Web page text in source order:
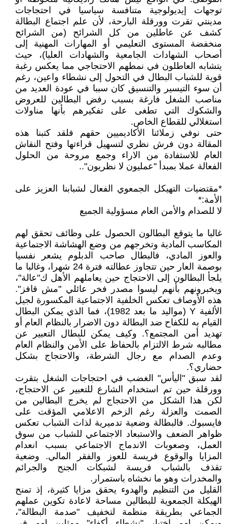
توجهات إيديولوجية متنافسة سياسيا في احتجاجات
مدينتي تقرت وورقلة البارحة، لأن علم اجتماع البطالة
كشف عن عاطلين من كل الشرائح (من الشرائح
منخفضة المستوى التعليمي أو المهارات المهنية إلى
أصحاب الشهادات الجامعية والشهادات العليا)، حيث
يتشابه العاطلون في نمطهم الاحتجاجي مما يعكس رغبة
قوية للشباب البطال في التحول إلى نشطاء واعين، رغم
أن سوء التيسير والتنسيق كان سببا في عودة العديد من
مناصب الشغل فارغة بسبب رفض البطالين للعروض
والشكوك التي تطغى على تفكيرهم بأنها مناولات
استغلالي للقطاع الخاص.
حتى نوفي زملائنا الأكاديميين حقهم فلقد كتبنا هذه
المقالة دون فرش نظري لتسهيل قراءتها وفتح النقاش
العام للاستفادة من الاراء وجمع مروحة من الحلول
الفعالة عملا بمبدأ "عمليون لا نظريون"..
*مقتضيات التهيكل الجمعوي الفعال لشبابنا العزيز على
الأمة:*
لا للصدام والأمن العام مسؤولية الجميع
غالبا ما يتوقع البطالون الحصول على وظائف تحقق لهم
المكاسب المادية وتخرجهم من وضع الهشاشة الاجتماعية
والعوز المادي، فالبطال صاحب الدبلوم يشعر نفسيا
بوصمة العار حين تتجاوز عطالته فترة 24 شهرا، وغالبا ما
يلجأ البطالون إلى الاحتجاج حين يعاملهم الأهل ك"عالة"،
ويخبرونهم بأنهم ليسوا مصدر فخر عائلي "مش قافز".
هذه الأوصاف تعكس الخلفية الاجتماعية المكسورة لجيل
الألفية Y (مواليد ما بعد 1982)، فما الذي يمكن البطال
القيام به للكفاح ضد البطالة دون الاضرار بالنظام العام أو
تهديد أمن المجتمع؟. وكيف يمكن للبطال التعبير عن
مطالبه شرط الالتزام بالحفاظ على الأمن والنظام العام
وعدم الصدام مع رجال الشرطة، والاحتجاج بشكل
حضاري؟.
لقد سبق "اليأس" الغضب في احتجاجات الشغل بتقرت
وورقلة حين تم استخدام الشارع للتعبير عن الاحتجاج،
لكن هذا الشكل من الاحتجاج لم يخرج البطالين من
الصمت والعزلة رغم الزخم الاعلامي المؤقت على
فايسبوك. فالبطالة وضعية تدميرية لذات الشباب تعكس
ظواهر الضعف والاستبعاد الاجتماعي للشباب من سوق
العمل، وصعوبات الاندماج الاجتماعي بسبب انعدام
المزايا والوقوع فريسة للعوز والفقر المالي. وضعية
تقذف بالشباب فريسة لشبكات الجنح والجرائم
والمخدرات وهو ما نخشاه باستمرار.
القليل من التنظيم والهدوء يحقق مزايا كثيرة، إذ تمنح
الهيكلة الجمعوية للبطالين مساحة لاعادة تكوين عملهم
الجماعي بطريقة منظمة لتخفيف "صدمة البطالة"،